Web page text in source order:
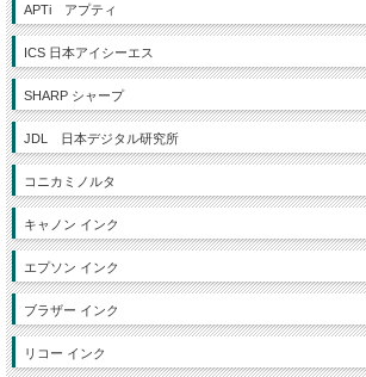
APTi アプティ
ICS 日本アイシーエス
SHARP シャープ
JDL 日本デジタル研究所
コニカミノルタ
キャノン インク
エプソン インク
ブラザー インク
リコー インク